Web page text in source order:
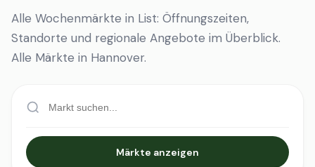
Alle Wochenmärkte in List: Öffnungszeiten,
Standorte und regionale Angebote im Überblick.
Alle Märkte in Hannover.
Märkte anzeigen